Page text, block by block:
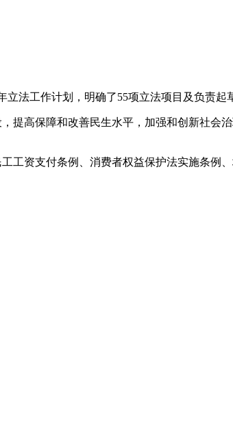
法工作计划，明确了55项立法项目及负责起
提高保障和改善民生水平，加强和创新社会
工资支付条例、消费者权益保护法实施条例